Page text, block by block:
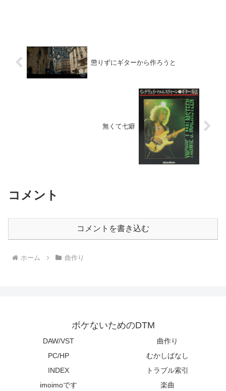
懲りずにギターから作ろうと
無くて七癖
コメント
コメントを書き込む
ホーム 曲作り
ボケないためのDTM
DAW/VST
曲作り
PC/HP
むかしばなし
INDEX
トラブル索引
imoimoです
楽曲